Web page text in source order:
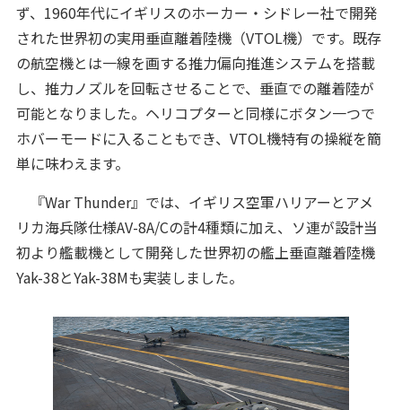
ず、1960年代にイギリスのホーカー・シドレー社で開発
された世界初の実用垂直離着陸機（VTOL機）です。既存
の航空機とは一線を画する推力偏向推進システムを搭載
し、推力ノズルを回転させることで、垂直での離着陸が
可能となりました。ヘリコプターと同様にボタン一つで
ホバーモードに入ることもでき、VTOL機特有の操縦を簡
単に味わえます。
『War Thunder』では、イギリス空軍ハリアーとアメ
リカ海兵隊仕様AV-8A/Cの計4種類に加え、ソ連が設計当
初より艦載機として開発した世界初の艦上垂直離着陸機
Yak-38とYak-38Mも実装しました。